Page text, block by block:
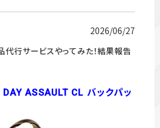
2026/06/27
行サービスやってみた！結果報告
DAY ASSAULT CL バックパッ